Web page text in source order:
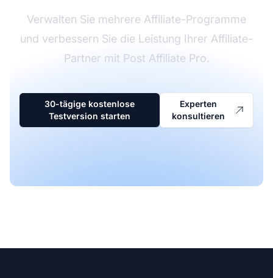
Verwalten Sie mehrere Affiliate-Programme
und verbessern Sie die Leistung Ihrer Affiliate-
Partner mit Post Affiliate Pro.
30-tägige kostenlose
Testversion starten
Experten
konsultieren